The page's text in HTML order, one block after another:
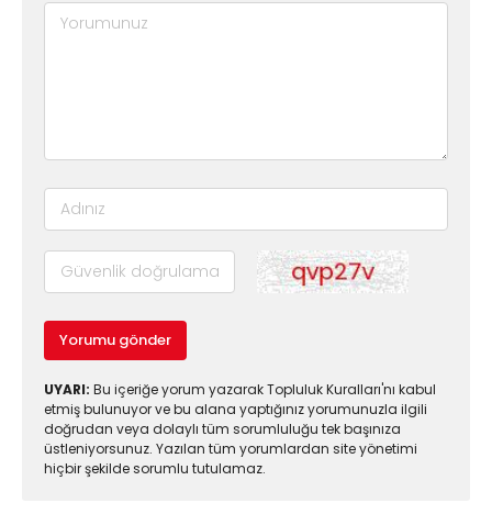
Yorumu gönder
UYARI: Bu içeriğe yorum yazarak Topluluk Kuralları'nı kabul
etmiş bulunuyor ve bu alana yaptığınız yorumunuzla ilgili
doğrudan veya dolaylı tüm sorumluluğu tek başınıza
üstleniyorsunuz. Yazılan tüm yorumlardan site yönetimi
hiçbir şekilde sorumlu tutulamaz.